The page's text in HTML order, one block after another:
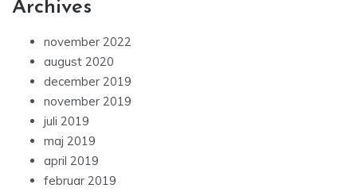
Archives
november 2022
august 2020
december 2019
november 2019
juli 2019
maj 2019
april 2019
februar 2019